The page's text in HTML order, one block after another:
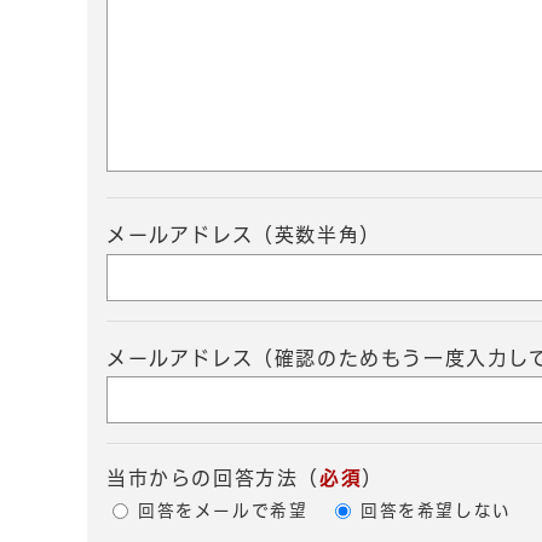
メールアドレス（英数半角）
メールアドレス（確認のためもう一度入力し
当市からの回答方法 （ 必須）
回答をメールで希望 回答を希望しない